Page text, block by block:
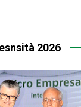
2026